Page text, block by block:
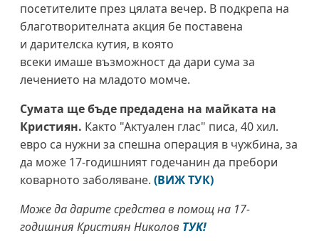
посетителите през цялата вечер. В подкрепа на
благотворителната акция бе поставена
и дарителска кутия, в която
всеки имаше възможност да дари сума за
лечението на младото момче.
Сумата ще бъде предадена на майката на
Кристиян. Както "Актуален глас" писа, 40 хил.
евро са нужни за спешна операция в чужбина, за
да може 17-годишният годечанин да пребори
коварното заболяване. (ВИЖ ТУК)
Може да дарите средства в помощ на 17-
годишния Кристиян Николов ТУК!